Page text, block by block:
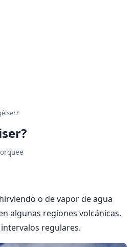
o de vapor de agua
algunas regiones volcánicas.
regulares.